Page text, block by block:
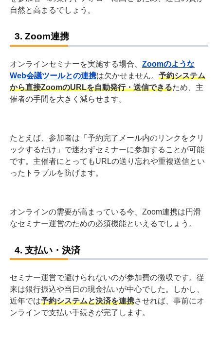
自然と高まるでしょう。
3. Zoom連携
オンラインセミナーを実施する場合、 Zoomのような
Web会議ツールとの連携は欠かせません。 予約システム
から直接ZoomのURLを自動発行・送信できるため、主
催者の手間を大きく減らせます。
たとえば、参加者は「予約完了メール内のリンクをクリ
ックするだけ」で迷わずセミナーに参加することが可能
です。主催者にとってもURLの送り忘れや重複送信とい
ったトラブルを防げます。
オンラインの需要が高まっている今、Zoom連携は円滑
なセミナー運営のための必須機能といえるでしょう。
4. 支払い・決済
セミナー運営で避けられないのが参加費の徴収です。従
来は銀行振込や当日の現金払いが中心でした。しかし、
近年では予約システムと決済を連携させれば、事前にオ
ンラインで支払い手続きが完了します。